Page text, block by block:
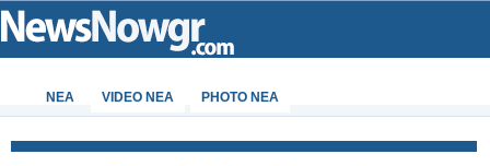
ΝΕΑ VIDEO NEA PHOTO NEA